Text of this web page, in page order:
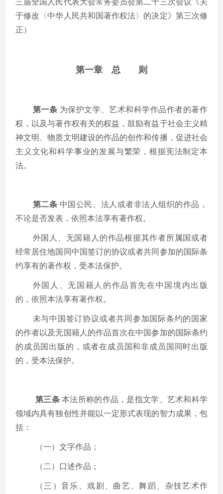
于修改〈中华人民共和国著作权法〉的决定》第三次修
正）
第一章 总 则
第一条 为保护文学、艺术和科学作品作者的著作
权，以及与著作权有关的权益，鼓励有益于社会主义精
神文明、物质文明建设的作品的创作和传播，促进社会
主义文化和科学事业的发展与繁荣，根据宪法制定本
法。
第二条 中国公民、法人或者非法人组织的作品，
不论是否发表，依照本法享有著作权。
外国人、无国籍人的作品根据其作者所属国或者
经常居住地国同中国签订的协议或者共同参加的国际条
约享有的著作权，受本法保护。
外国人、无国籍人的作品首先在中国境内出版
的，依照本法享有著作权。
未与中国签订协议或者共同参加国际条约的国家
的作者以及无国籍人的作品首次在中国参加的国际条约
的成员国出版的，或者在成员国和非成员国同时出版
的，受本法保护。
第三条本法所称的作品，是指文学、艺术和科学
领域内具有独创性并能以一定形式表现的智力成果，包
括：
（一）文字作品；
（二）口述作品；
（三）音乐、戏剧、曲艺、舞蹈、杂技艺术作